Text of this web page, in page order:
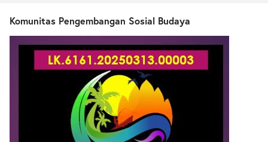
Komunitas Pengembangan Sosial Budaya